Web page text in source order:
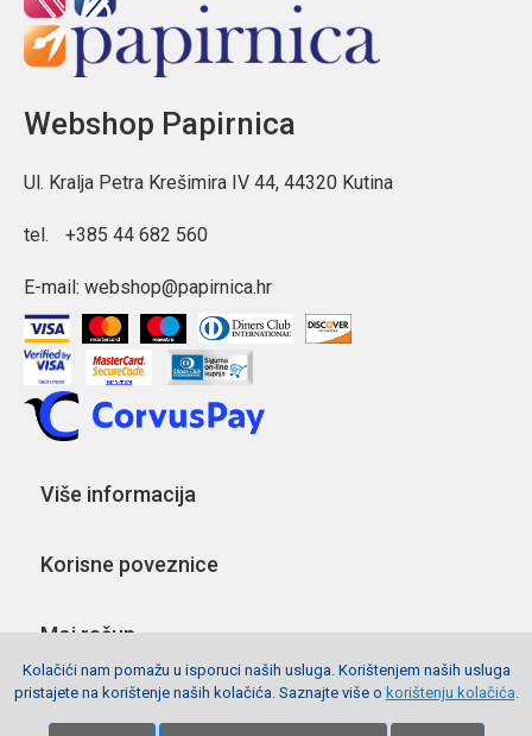
Webshop Papirnica
Ul. Kralja Petra Krešimira IV 44, 44320 Kutina
tel. +385 44 682 560
E-mail: webshop@papirnica.hr
Više informacija
Korisne poveznice
Moj račun
Pratite nas
Kolačići nam pomažu u isporuci naših usluga. Korištenjem naših usluga
pristajete na korištenje naših kolačića. Saznajte više o korištenju kolačića.